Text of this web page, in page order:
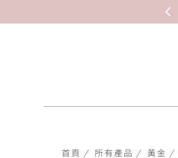
首頁 / 所有產品 / 黃金 /